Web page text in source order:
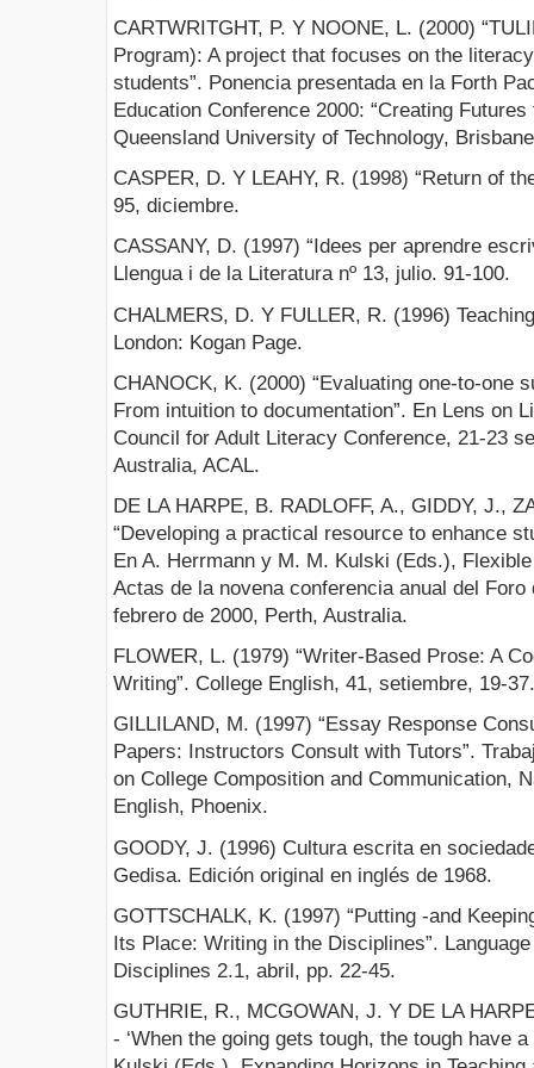
CARTWRITGHT, P. Y NOONE, L. (2000)
Program): A project that focuses on the
students”. Ponencia presentada en la Forth
Education Conference 2000: “Creating
Queensland University of Technology,
CASPER, D. Y LEAHY, R. (1998) “Return of
95, diciembre.
CASSANY, D. (1997) “Idees per aprendre
Llengua i de la Literatura nº 13, julio. 91-100.
CHALMERS, D. Y FULLER, R. (1996)
London: Kogan Page.
CHANOCK, K. (2000) “Evaluating one-to-one
From intuition to documentation”. En Lens on
Council for Adult Literacy Conference, 21-23
Australia, ACAL.
DE LA HARPE, B. RADLOFF, A., GIDDY, J.,
“Developing a practical resource to enhance
En A. Herrmann y M. M. Kulski (Eds.),
Actas de la novena conferencia anual del
febrero de 2000, Perth, Australia.
FLOWER, L. (1979) “Writer-Based Prose: A
Writing”. College English, 41, setiembre, 19-37.
GILLILAND, M. (1997) “Essay Response
Papers: Instructors Consult with Tutors”.
on College Composition and Communication,
English, Phoenix.
GOODY, J. (1996) Cultura escrita en
Gedisa. Edición original en inglés de 1968.
GOTTSCHALK, K. (1997) “Putting -and
Its Place: Writing in the Disciplines”.
Disciplines 2.1, abril, pp. 22-45.
GUTHRIE, R., MCGOWAN, J. Y DE LA
- ‘When the going gets tough, the tough have